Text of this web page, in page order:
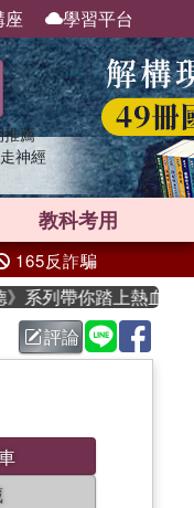
座 學習平台
推薦
神經
教科考用
165反詐騙
列帶你踏上熱血奇幻旅
評論